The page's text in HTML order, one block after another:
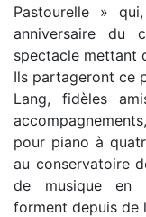
Pastourelle »
anniversaire du
spectacle mettant
Ils partageront ce
Lang, fidèles
pour piano à
au conservatoire
de musique en
forment depuis de